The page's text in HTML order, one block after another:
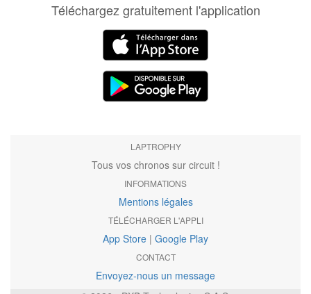
Téléchargez gratuitement l'application
LAPTROPHY
Tous vos chronos sur circuit !
INFORMATIONS
Mentions légales
TÉLÉCHARGER L'APPLI
App Store | Google Play
CONTACT
Envoyez-nous un message